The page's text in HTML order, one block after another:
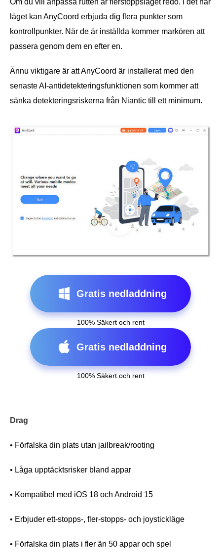
Om du vill anpassa rutten är flerstoppsläget redo. I det här
läget kan AnyCoord erbjuda dig flera punkter som
kontrollpunkter. När de är inställda kommer markören att
passera genom dem en efter en.
Ännu viktigare är att AnyCoord är installerat med den
senaste AI-antidetekteringsfunktionen som kommer att
sänka detekteringsriskerna från Niantic till ett minimum.
Gratis nedladdning
100% Säkert och rent
Gratis nedladdning
100% Säkert och rent
Drag
• Förfalska din plats utan jailbreak/rooting
• Låga upptäcktsrisker bland appar
• Kompatibel med iOS 18 och Android 15
• Erbjuder ett-stopps-, fler-stopps- och joystickläge
• Förfalska din plats i fler än 50 appar och spel